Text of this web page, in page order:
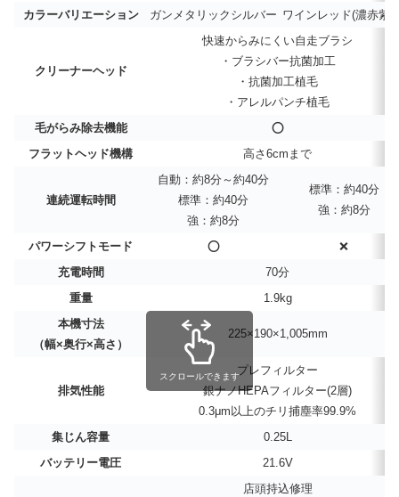
カラーバリエーション
ガンメタリックシルバー ワインレッド(濃赤紫
クリーナーヘッド
快速からみにくい自走ブラシ
・ブラシバー抗菌加工
・抗菌加工植毛
・アレルパンチ植毛
毛がらみ除去機能
⭕
フラットヘッド機構
高さ6cmまで
連続運転時間
自動：約8分～約40分
標準：約40分
強：約8分
標準：約40分
強：約8分
パワーシフトモード ⭕
❌
充電時間
70分
重量
1.9kg
本機寸法
（幅×奥行×高さ）
225×190×1,005mm
排気性能
プレフィルター
銀ナノHEPAフィルター(2層)
0.3μm以上のチリ捕塵率99.9%
集じん容量
0.25L
バッテリー電圧
21.6V
店頭持込修理
スクロールできます